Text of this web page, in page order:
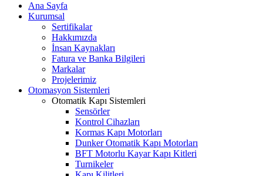
Ana Sayfa
Kurumsal
Sertifikalar
Hakkımızda
İnsan Kaynakları
Fatura ve Banka Bilgileri
Markalar
Projelerimiz
Otomasyon Sistemleri
Otomatik Kapı Sistemleri
Sensörler
Kontrol Cihazları
Kormas Kapı Motorları
Dunker Otomatik Kapı Motorları
BFT Motorlu Kayar Kapı Kitleri
Turnikeler